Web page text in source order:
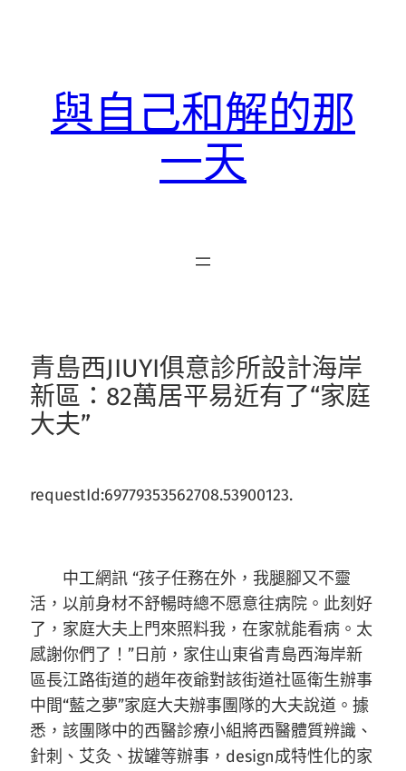
與自己和解的那
一天
青島西JIUYI俱意診所設計海岸
新區：82萬居平易近有了“家庭
大夫”
requestId:69779353562708.53900123.
中工網訊 “孩子任務在外，我腿腳又不靈
活，以前身材不舒暢時總不愿意往病院。此刻好
了，家庭大夫上門來照料我，在家就能看病。太
感謝你們了！”日前，家住山東省青島西海岸新
區長江路街道的趙年夜爺對該街道社區衛生辦事
中間“藍之夢”家庭大夫辦事團隊的大夫說道。據
悉，該團隊中的西醫診療小組將西醫體質辨識、
針刺、艾灸、拔罐等辦事，design成特性化的家